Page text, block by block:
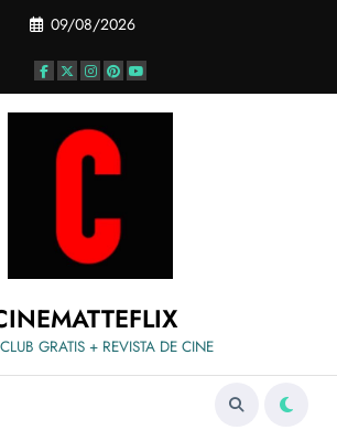
09/08/2026
GRATIS + REVISTA DE CINE